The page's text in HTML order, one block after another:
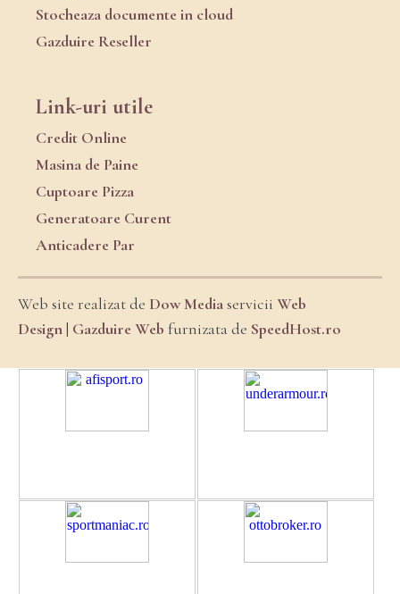
Stocheaza documente in cloud
Gazduire Reseller
Link-uri utile
Credit Online
Masina de Paine
Cuptoare Pizza
Generatoare Curent
Anticadere Par
Web site realizat de Dow Mediaservicii Web
Design| Gazduire Web furnizata de SpeedHost.ro